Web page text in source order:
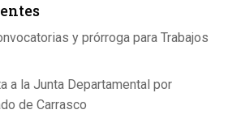
p
p
y prórroga para Trabajos
a la Junta Departamental por
de Carrasco